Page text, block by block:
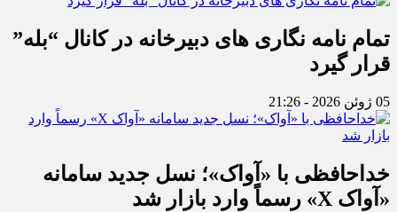
تمام نامه نگاری های دبیرخانه در کانال “بله”
قرار گیرد
05 ژوئن 2026 - 21:26
خداحافظی با «آواک»؛ نسل جدید سامانه
«آواک X» رسماً وارد بازار شد